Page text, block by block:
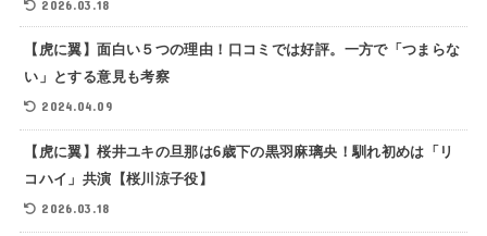
2026.03.18
【虎に翼】面白い５つの理由！口コミでは好評。一方で「つまらな
い」とする意見も考察
2024.04.09
【虎に翼】桜井ユキの旦那は6歳下の黒羽麻璃央！馴れ初めは「リ
コハイ」共演【桜川涼子役】
2026.03.18